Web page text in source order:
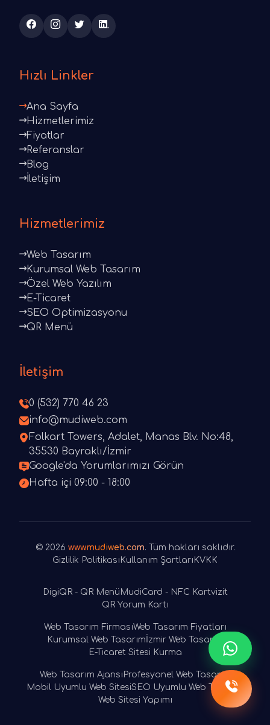
Hızlı Linkler
Ana Sayfa
Hizmetlerimiz
Fiyatlar
Referanslar
Blog
İletişim
Hizmetlerimiz
Web Tasarım
Kurumsal Web Tasarım
Özel Web Yazılım
E-Ticaret
SEO Optimizasyonu
QR Menü
İletişim
0 (532) 770 46 23
info@mudiweb.com
Folkart Towers, Adalet, Manas Blv. No:48,
35530 Bayraklı/İzmir
Google'da Yorumlarımızı Görün
Hafta içi 09:00 - 18:00
© 2026 www.mudiweb.com. Tüm hakları saklıdır.
Gizlilik Politikası Kullanım Şartları KVKK
DigiQR - QR Menü MudiCard - NFC Kartvizit
QR Yorum Kartı
Web Tasarım FirmasıWeb Tasarım Fiyatları
Kurumsal Web Tasarım İzmir Web Tasarım
E-Ticaret Sitesi Kurma
Web Tasarım Ajansı Profesyonel Web Tasarım
Mobil Uyumlu Web SitesiSEO Uyumlu Web Tasarım
Web Sitesi Yapımı